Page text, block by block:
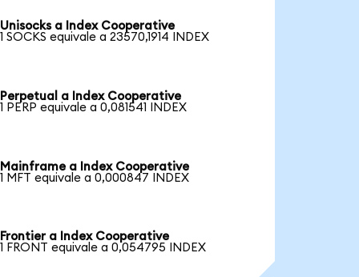
Unisocks a Index Cooperative
1 SOCKS equivale a 23570,1914 INDEX
Perpetual a Index Cooperative
1 PERP equivale a 0,081541 INDEX
Mainframe a Index Cooperative
1 MFT equivale a 0,000847 INDEX
Frontier a Index Cooperative
1 FRONT equivale a 0,054795 INDEX